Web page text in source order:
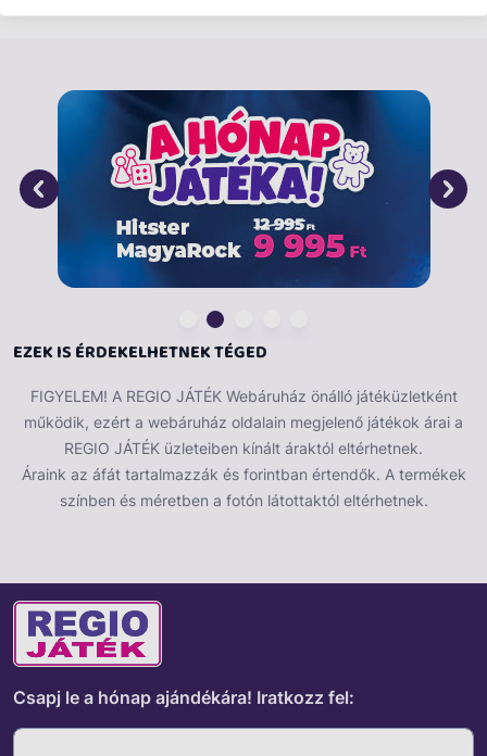
Csillogó matricaalbum, 2 féle Egyes változataink a
készlet erejéig elérhetőek. Fedezd fel a kreativitás
világát ezzel a csillogó matricaalbummal, amely két
különböző változatban érhető el! Az album tele van
színes, csillogó matricákkal, amelyek tökéletesek a
díszítéshez és a személyre szabáshoz. Ideális választás
gyerekeknek és felnőtteknek egyaránt, akik szeretnek
alkotni és dekorálni. A kiváló minőségű anyagok
biztosítják a tartósságot és a hosszú élettartamot.
Tökéletes ajándék minden alkalomra!
EZEK IS ÉRDEKELHETNEK TÉGED
FIGYELEM! A REGIO JÁTÉK Webáruház önálló játéküzletként
működik, ezért a webáruház oldalain megjelenő játékok árai a
REGIO JÁTÉK üzleteiben kínált áraktól eltérhetnek.
Áraink az áfát tartalmazzák és forintban értendők. A termékek
színben és méretben a fotón látottaktól eltérhetnek.
Csapj le a hónap ajándékára! Iratkozz fel: